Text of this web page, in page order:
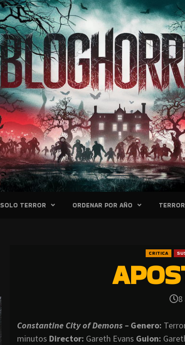
SOLO TERROR ORDENAR POR AÑO
CRITICA
8
Constantine City of Demons – Genero:
minutos Director: Gareth Evans Guion: